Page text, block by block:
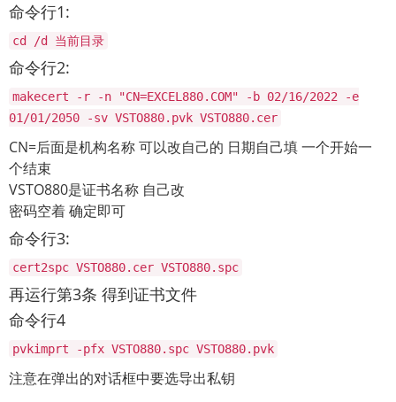
命令行1:
cd /d 当前目录
命令行2:
makecert -r -n "CN=EXCEL880.COM" -b 02/16/2022 -e
01/01/2050 -sv VSTO880.pvk VSTO880.cer
CN=后面是机构名称 可以改自己的 日期自己填 一个开始一
个结束
VSTO880是证书名称 自己改
密码空着 确定即可
命令行3:
cert2spc VSTO880.cer VSTO880.spc
再运行第3条 得到证书文件
命令行4
pvkimprt -pfx VSTO880.spc VSTO880.pvk
注意在弹出的对话框中要选导出私钥